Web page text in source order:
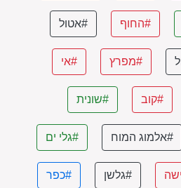
#החוף #אטול
#מפרץ #אי
#קוב #שונית
#אלמוג המוח #גלי ים
#גלשן #כפר